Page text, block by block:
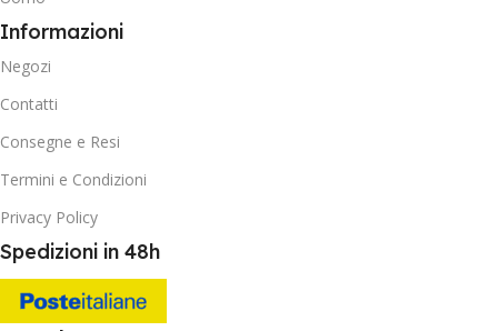
Informazioni
Negozi
Contatti
Consegne e Resi
Termini e Condizioni
Privacy Policy
Spedizioni in 48h